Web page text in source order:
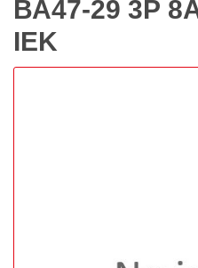
ВА47-29 3Р
IEK